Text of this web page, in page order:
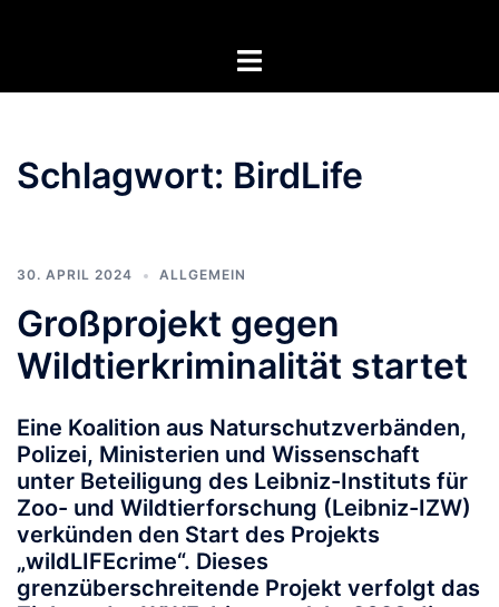
Menü
Schlagwort: BirdLife
30. APRIL 2024 ALLGEMEIN
Großprojekt gegen
Wildtierkriminalität startet
Eine Koalition aus Naturschutzverbänden,
Polizei, Ministerien und Wissenschaft
unter Beteiligung des Leibniz-Instituts für
Zoo- und Wildtierforschung (Leibniz-IZW)
verkünden den Start des Projekts
„wildLIFEcrime“. Dieses
grenzüberschreitende Projekt verfolgt das